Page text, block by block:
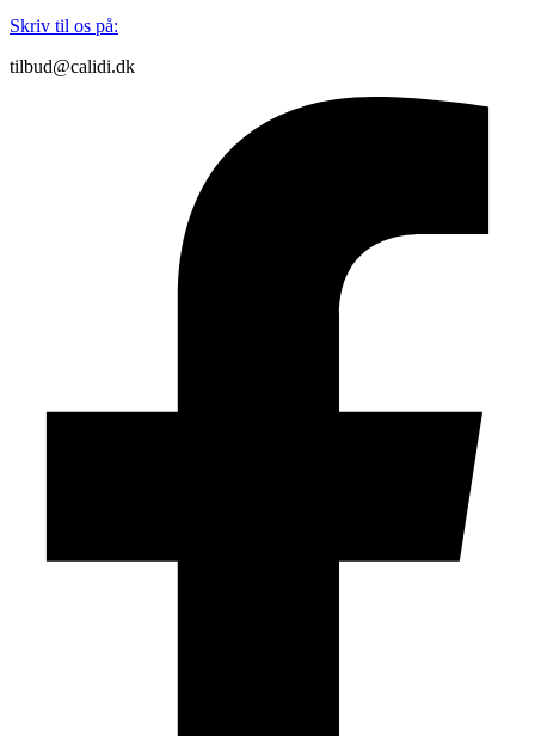
Skriv til os på:
tilbud@calidi.dk